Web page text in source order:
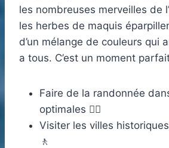
les nombreuses merveilles de
les herbes de maquis
d’un mélange de couleurs qui
a tous. C’est un moment
Faire de la randonnée
optimales 🚶‍♀️
Visiter les villes
🚶